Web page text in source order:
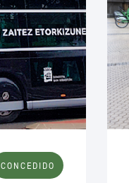
CONCEDIDO